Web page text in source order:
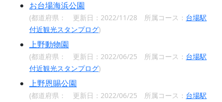
お台場海浜公園
(都道府県： 更新日：2022/11/28 所属コース： 台場駅
付近観光スタンプログ)
上野動物園
(都道府県： 更新日：2022/06/25 所属コース： 台場駅
付近観光スタンプログ)
上野恩賜公園
(都道府県： 更新日：2022/06/25 所属コース： 台場駅